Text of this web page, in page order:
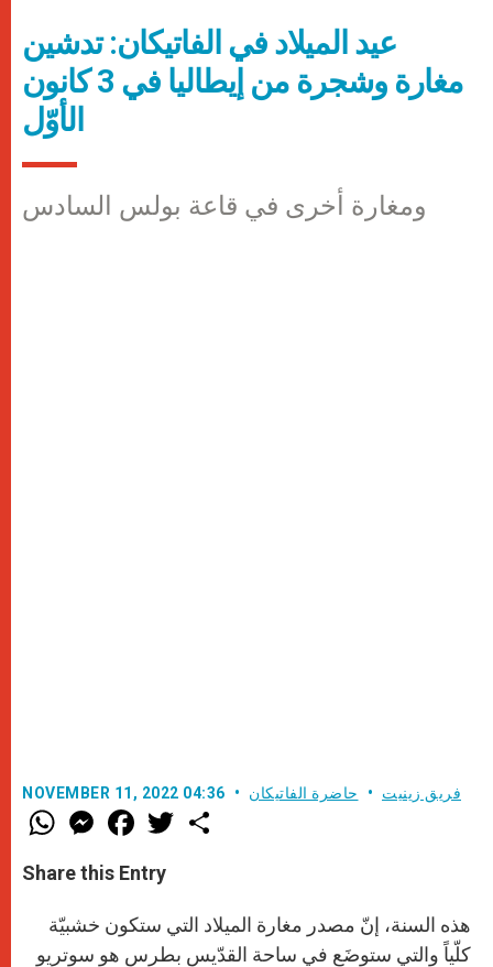
عيد الميلاد في الفاتيكان: تدشين
مغارة وشجرة من إيطاليا في 3 كانون
الأوّل
ومغارة أخرى في قاعة بولس السادس
NOVEMBER 11, 2022 04:36 فريق زينيت حاضرة الفاتيكان
W
h
t
s
p
p
M
e
s
e
g
e
r
F
a
e
b
o
k
w
r
Share this Entry
هذه السنة، إنّ مصدر مغارة الميلاد التي ستكون خشبيّة
كلّياً والتي ستوضَع في ساحة القدّيس بطرس هو سوتريو